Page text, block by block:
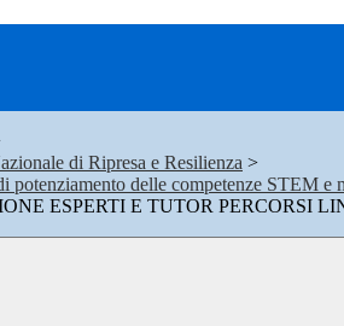
di Ripresa e Resilienza >
potenziamento delle competenze STEM e
ESPERTI E TUTOR PERCORSI